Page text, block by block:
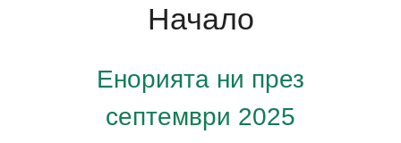
Начало
Енорията ни през
септември 2025